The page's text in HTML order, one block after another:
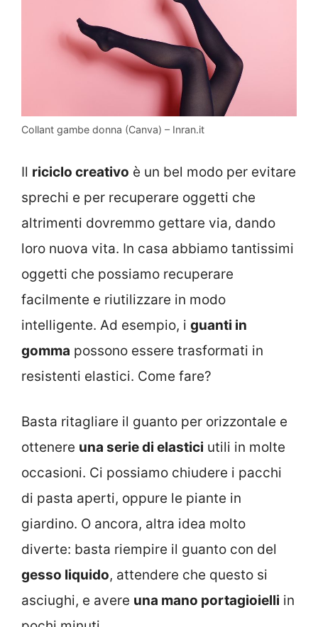
Collant gambe donna (Canva) – Inran.it
Il riciclo creativo è un bel modo per evitare
sprechi e per recuperare oggetti che
altrimenti dovremmo gettare via, dando
loro nuova vita. In casa abbiamo tantissimi
oggetti che possiamo recuperare
facilmente e riutilizzare in modo
intelligente. Ad esempio, i guanti in
gomma possono essere trasformati in
resistenti elastici. Come fare?
Basta ritagliare il guanto per orizzontale e
ottenere una serie di elastici utili in molte
occasioni. Ci possiamo chiudere i pacchi
di pasta aperti, oppure le piante in
giardino. O ancora, altra idea molto
diverte: basta riempire il guanto con del
gesso liquido, attendere che questo si
asciughi, e avere una mano portagioielli in